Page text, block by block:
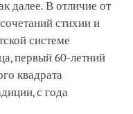
далее. В отличие от
стихии и
системе
первый 60-летний
квадрата
с года